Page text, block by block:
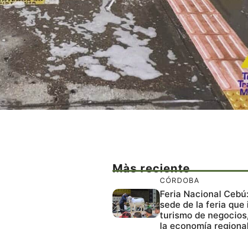
Màs reciente
CÓRDOBA
Feria Nacional
sede de la feria que
turismo de
la economía regional